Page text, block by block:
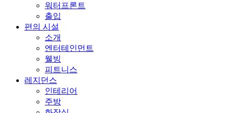
워터프론트
출입
편의 시설
소개
엔터테인먼트
웰빙
피트니스
레지던스
인테리어
주방